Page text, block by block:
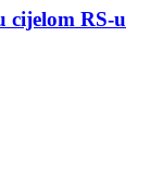
cijelom RS-u